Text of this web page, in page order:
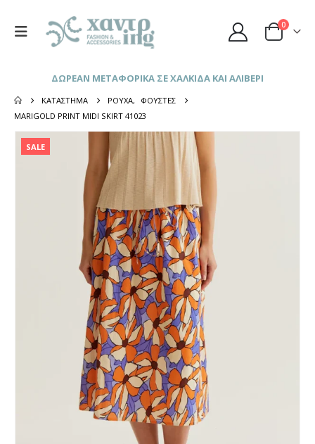
0
ΔΩΡΕΑΝ ΜΕΤΑΦΟΡΙΚΑ ΣΕ ΧΑΛΚΙΔΑ ΚΑΙ ΑΛΙΒΕΡΙ
ΚΑΤΆΣΤΗΜΑ ΡΟΎΧΑ,
ΦΟΎΣΤΕΣ
MARIGOLD PRINT MIDI SKIRT 41023
SALE